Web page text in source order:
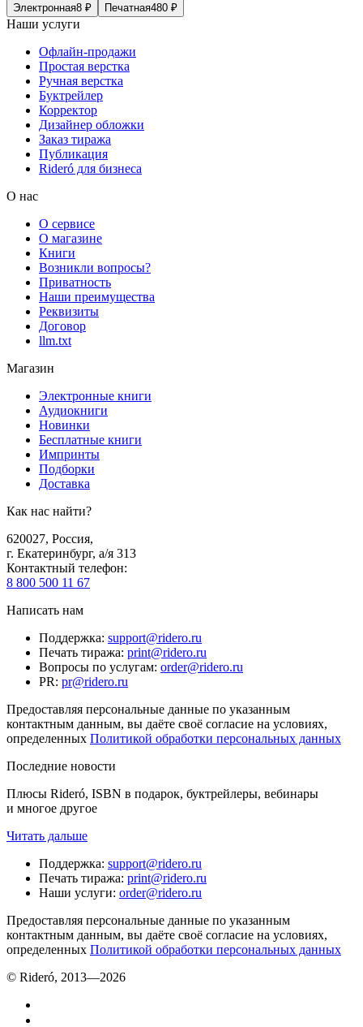
Электронная8 ₽ Печатная480 ₽
Наши услуги
Офлайн-продажи
Простая верстка
Ручная верстка
Буктрейлер
Корректор
Дизайнер обложки
Заказ тиража
Публикация
Rideró для бизнеса
О нас
О сервисе
О магазине
Книги
Возникли вопросы?
Приватность
Наши преимущества
Реквизиты
Договор
llm.txt
Магазин
Электронные книги
Аудиокниги
Новинки
Бесплатные книги
Импринты
Подборки
Доставка
Как нас найти?
620027, Россия,
г. Екатеринбург, а/я 313
Контактный телефон:
8 800 500 11 67
Написать нам
Поддержка: support@ridero.ru
Печать тиража: print@ridero.ru
Вопросы по услугам: order@ridero.ru
PR: pr@ridero.ru
Предоставляя персональные данные по указанным
контактным данным, вы даёте своё согласие на условиях,
определенных Политикой обработки персональных данных
Последние новости
Плюсы Rideró, ISBN в подарок, буктрейлеры, вебинары
и многое другое
Читать дальше
Поддержка: support@ridero.ru
Печать тиража: print@ridero.ru
Наши услуги: order@ridero.ru
Предоставляя персональные данные по указанным
контактным данным, вы даёте своё согласие на условиях,
определенных Политикой обработки персональных данных
© Rideró, 2013—2026